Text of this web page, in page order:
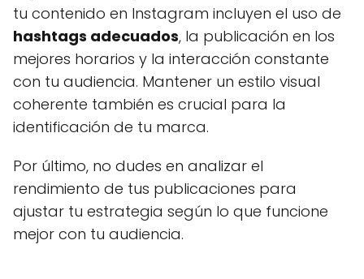
tu contenido en Instagram incluyen el uso de
hashtags adecuados, la publicación en los
mejores horarios y la interacción constante
con tu audiencia. Mantener un estilo visual
coherente también es crucial para la
identificación de tu marca.
Por último, no dudes en analizar el
rendimiento de tus publicaciones para
ajustar tu estrategia según lo que funcione
mejor con tu audiencia.